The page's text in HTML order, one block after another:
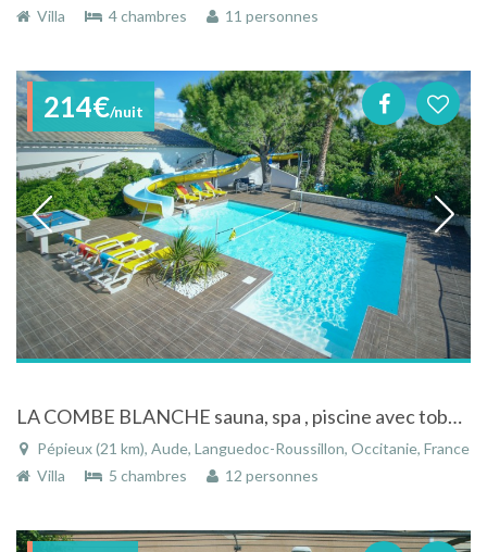
Villa
4 chambres 11 personnes
214€/nuit
LA COMBE BLANCHE sauna, spa , piscine avec toboggan aquatique 18 ml
Pépieux (21 km), Aude, Languedoc-Roussillon, Occitanie, France
Villa
5 chambres 12 personnes